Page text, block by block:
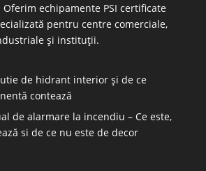
echipamente PSI certificate
pentru centre comerciale,
și instituții.
de hidrant interior și de ce
contează
de alarmare la incendiu – Ce este,
si de ce nu este de decor